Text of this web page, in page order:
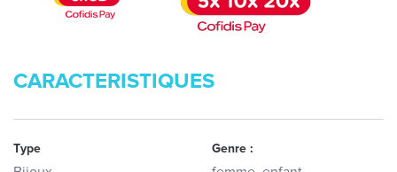
CARACTERISTIQUES
Type Genre :